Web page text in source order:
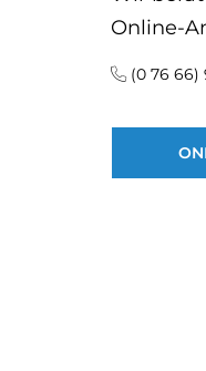
Online-
(0 76 66)